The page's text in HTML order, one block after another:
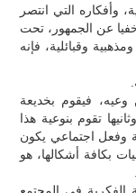
وأفكاره التي انتصر
خفيا عن الجمهور، تحت
وقبائلية، فإنه
فيقوم بخديعة
تقوم بنوعية هذا
وفعل اجتماعي يكون
بكافة أشكالها، هو